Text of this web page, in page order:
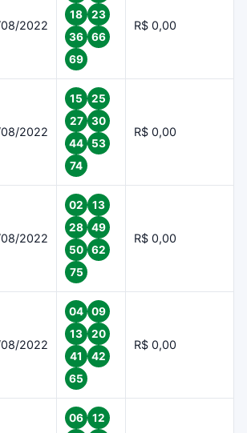
2022
18
23
36
66
69
R$ 0,00
2022
15
25
27
30
44
53
74
R$ 0,00
2022
02
13
28
49
50
62
75
R$ 0,00
2022
04
09
13
20
41
42
65
R$ 0,00
06
12